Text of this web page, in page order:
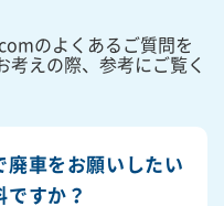
のよくあるご質問を
えの際、参考にご覧く
車をお願いしたい
すか？